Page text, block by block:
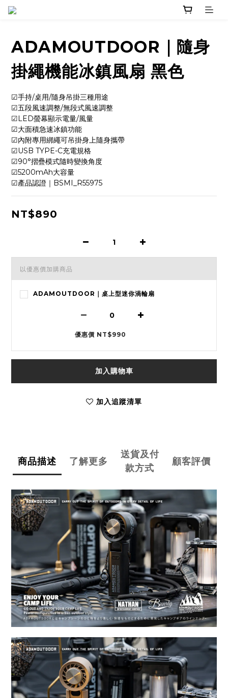
ADAMOUTDOOR｜隨身
掛繩機能冰鎮風扇 黑色
☑手持/桌用/隨身吊掛三種用途
☑五段風速調整/無段式風速調整
☑LED螢幕顯示電量/風量
☑大面積急速冰鎮功能
☑內附專用綁繩可吊掛身上隨身攜帶
☑USB TYPE-C充電規格
☑90°摺疊模式隨時變換角度
☑5200mAh大容量
☑產品認證｜BSMI_R55975
NT$890
以優惠價加購商品
ADAMOUTDOOR｜桌上型迷你渦輪扇
優惠價 NT$990
加入購物車
加入追蹤清單
商品描述 了解更多
送貨及付
款方式
顧客評價